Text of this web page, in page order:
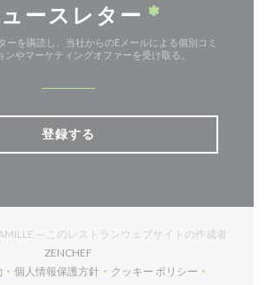
ースレター *
ーを購読し、当社からのEメールによる個別コミ
ンやマーケティングオファーを受け取る。
登録する
— このレストランウェブサイトの作成者
ZENCHEF
ドウで開きます))
しいウィンドウで開きます))
個人情報保護方針
((新しいウィンドウで開きます))
クッキー ポリシー
((新しいウィンドウで